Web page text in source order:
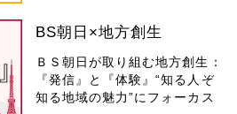
BS朝日×地方創生
ＢＳ朝日が取り組む地方創生：
『発信』と『体験』“知る人ぞ
知る地域の魅力”にフォーカス